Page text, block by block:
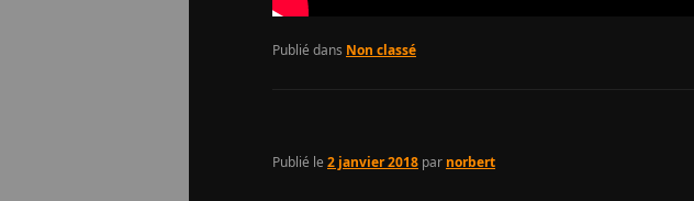
Publié dans Non classé
Publié le 2 janvier 2018 par norbert